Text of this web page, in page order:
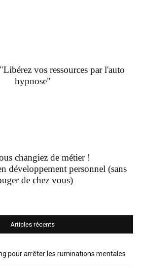
vos ressources par l'auto
hypnose"
changiez de métier !
développement personnel (sans
de chez vous)
Articles récents
pour arrêter les ruminations mentales